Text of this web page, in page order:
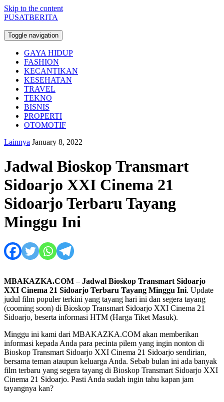
Skip to the content
PUSATBERITA
Toggle navigation
GAYA HIDUP
FASHION
KECANTIKAN
KESEHATAN
TRAVEL
TEKNO
BISNIS
PROPERTI
OTOMOTIF
Lainnya January 8, 2022
Jadwal Bioskop Transmart
Sidoarjo XXI Cinema 21
Sidoarjo Terbaru Tayang
Minggu Ini
MBAKAZKA.COM – Jadwal Bioskop Transmart Sidoarjo
XXI Cinema 21 Sidoarjo Terbaru Tayang Minggu Ini. Update
judul film populer terkini yang tayang hari ini dan segera tayang
(cooming soon) di Bioskop Transmart Sidoarjo XXI Cinema 21
Sidoarjo, beserta informasi HTM (Harga Tiket Masuk).
Minggu ini kami dari MBAKAZKA.COM akan memberikan
informasi kepada Anda para pecinta pilem yang ingin nonton di
Bioskop Transmart Sidoarjo XXI Cinema 21 Sidoarjo sendirian,
bersama teman ataupun keluarga Anda. Sebab bulan ini ada banyak
film terbaru yang segera tayang di Bioskop Transmart Sidoarjo XXI
Cinema 21 Sidoarjo. Pasti Anda sudah ingin tahu kapan jam
tayangnya kan?